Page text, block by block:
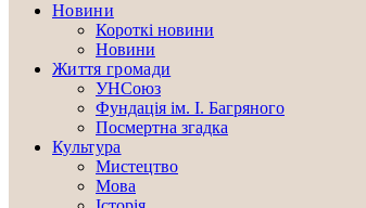
Новини
Короткі новини
Новини
Життя громади
УНСоюз
Фундація ім. І. Багряного
Посмертна згадка
Культура
Мистецтво
Мова